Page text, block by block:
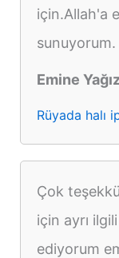
için.Allah'a
sunuyorum.
Emine
Rüyada halı
Çok
için ayrı
ediyorum